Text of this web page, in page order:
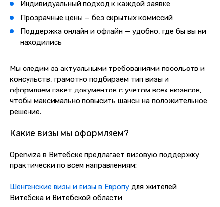
Индивидуальный подход к каждой заявке
Прозрачные цены — без скрытых комиссий
Поддержка онлайн и офлайн — удобно, где бы вы ни
находились
Мы следим за актуальными требованиями посольств и
консульств, грамотно подбираем тип визы и
оформляем пакет документов с учетом всех нюансов,
чтобы максимально повысить шансы на положительное
решение.
Какие визы мы оформляем?
Openviza в Витебске предлагает визовую поддержку
практически по всем направлениям:
Шенгенские визы и визы в Европу для жителей
Витебска и Витебской области